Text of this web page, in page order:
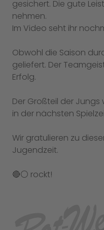
gesichert. Die gute
nehmen.
Im Video seht ihr
Obwohl die Saison
geliefert. Der
Erfolg.
Der Großteil der
in der nächsten
Wir gratulieren zu
Jugendzeit.
🔴⚪️ rockt!